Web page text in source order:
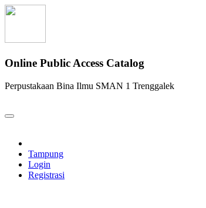
Online Public Access Catalog
Perpustakaan Bina Ilmu SMAN 1 Trenggalek
Tampung
Login
Registrasi